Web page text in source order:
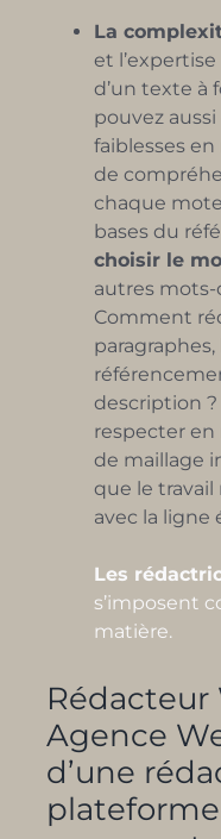
La
et
d’un texte à
pouvez
faiblesses
de
chaque
bases du
choisir le
autres mots-
Comment
description ?
respecter
de maillage
que le
avec la ligne
Les
s’imposent
matière.
Rédacteur
Agence
d’une